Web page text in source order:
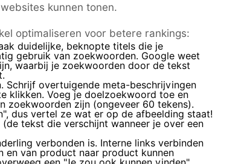
kunnen tonen.
optimaliseren voor betere rankings:
duidelijke, beknopte titels die je
gebruik van zoekwoorden. Google weet
waarbij je zoekwoorden door de tekst
Schrijf overtuigende meta-beschrijvingen
klikken. Voeg je doelzoekwoord toe en
zoekwoorden zijn (ongeveer 60 tekens).
dus vertel ze wat er op de afbeelding staat!
tekst die verschijnt wanneer je over een
verbonden is. Interne links verbinden
en van product naar product kunnen